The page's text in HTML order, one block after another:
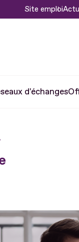
Site emploi
d'échanges